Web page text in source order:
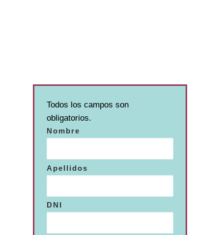
Todos los campos son
obligatorios.
Nombre
Apellidos
DNI